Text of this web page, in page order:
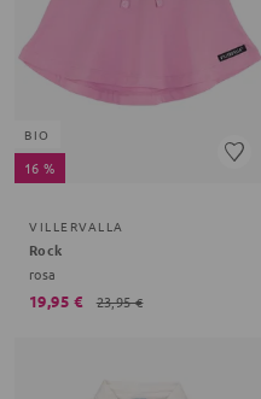
BIO
16 %
VILLERVALLA
Rock
rosa
19,95 € 23,95 €